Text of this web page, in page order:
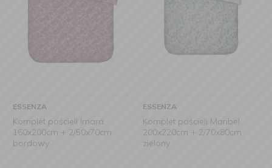
ESSENZA
Komplet pościeli Imara
160x200cm + 2/50x70cm
bordowy
ESSENZA
Komplet pościeli Maribel
200x220cm + 2/70x80cm
zielony